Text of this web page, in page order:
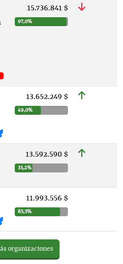
15.736.841 $
97,0%
13.652.249 $
49,0%
13.592.590 $
33,2%
11.993.556 $
85,5%
organizaciones